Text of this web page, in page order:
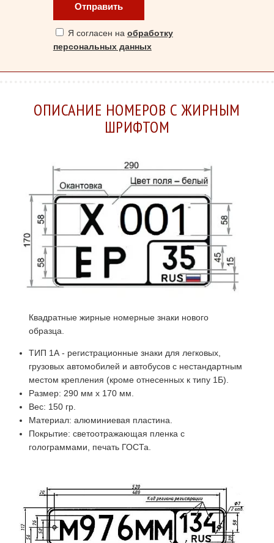
Отправить
Я согласен на обработку
персональных данных
ОПИСАНИЕ НОМЕРОВ С ЖИРНЫМ
ШРИФТОМ
Квадратные жирные номерные знаки нового
образца.
ТИП 1А - регистрационные знаки для легковых,
грузовых автомобилей и автобусов с нестандартным
местом крепления (кроме отнесенных к типу 1Б).
Размер: 290 мм х 170 мм.
Вес: 150 гр.
Материал: алюминиевая пластина.
Покрытие: светоотражающая пленка с
голограммами, печать ГОСТа.